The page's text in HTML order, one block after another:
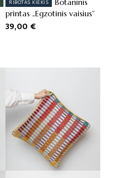
RIBOTAS KIEKIS
printas „Egzotinis vaisius”
39,00 €